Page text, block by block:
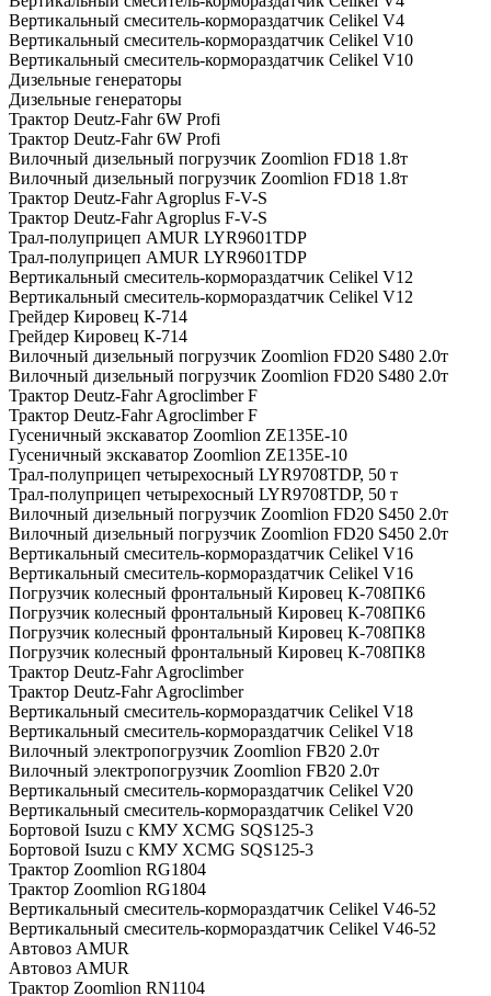
Вертикальный смеситель-кормораздатчик Celikel V4
Вертикальный смеситель-кормораздатчик Celikel V10
Вертикальный смеситель-кормораздатчик Celikel V10
Дизельные генераторы
Дизельные генераторы
Трактор Deutz-Fahr 6W Profi
Трактор Deutz-Fahr 6W Profi
Вилочный дизельный погрузчик Zoomlion FD18 1.8т
Вилочный дизельный погрузчик Zoomlion FD18 1.8т
Трактор Deutz-Fahr Agroplus F-V-S
Трактор Deutz-Fahr Agroplus F-V-S
Трал-полуприцеп AMUR LYR9601TDP
Трал-полуприцеп AMUR LYR9601TDP
Вертикальный смеситель-кормораздатчик Celikel V12
Вертикальный смеситель-кормораздатчик Celikel V12
Грейдер Кировец К-714
Грейдер Кировец К-714
Вилочный дизельный погрузчик Zoomlion FD20 S480 2.0т
Вилочный дизельный погрузчик Zoomlion FD20 S480 2.0т
Трактор Deutz-Fahr Agroclimber F
Трактор Deutz-Fahr Agroclimber F
Гусеничный экскаватор Zoomlion ZE135E-10
Гусеничный экскаватор Zoomlion ZE135E-10
Трал-полуприцеп четырехосный LYR9708TDP, 50 т
Трал-полуприцеп четырехосный LYR9708TDP, 50 т
Вилочный дизельный погрузчик Zoomlion FD20 S450 2.0т
Вилочный дизельный погрузчик Zoomlion FD20 S450 2.0т
Вертикальный смеситель-кормораздатчик Celikel V16
Вертикальный смеситель-кормораздатчик Celikel V16
Погрузчик колесный фронтальный Кировец К-708ПК6
Погрузчик колесный фронтальный Кировец К-708ПК6
Погрузчик колесный фронтальный Кировец К-708ПК8
Погрузчик колесный фронтальный Кировец К-708ПК8
Трактор Deutz-Fahr Agroclimber
Трактор Deutz-Fahr Agroclimber
Вертикальный смеситель-кормораздатчик Celikel V18
Вертикальный смеситель-кормораздатчик Celikel V18
Вилочный электропогрузчик Zoomlion FB20 2.0т
Вилочный электропогрузчик Zoomlion FB20 2.0т
Вертикальный смеситель-кормораздатчик Celikel V20
Вертикальный смеситель-кормораздатчик Celikel V20
Бортовой Isuzu с КМУ XCMG SQS125-3
Бортовой Isuzu с КМУ XCMG SQS125-3
Трактор Zoomlion RG1804
Трактор Zoomlion RG1804
Вертикальный смеситель-кормораздатчик Celikel V46-52
Вертикальный смеситель-кормораздатчик Celikel V46-52
Автовоз AMUR
Автовоз AMUR
Трактор Zoomlion RN1104